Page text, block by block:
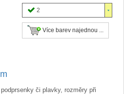
2
Více barev najednou ...
či plavky, rozměry při